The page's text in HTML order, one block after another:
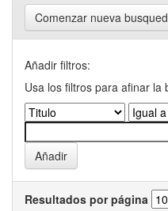
Comenzar nueva
Añadir filtros:
Usa los filtros para afinar la
Resultados por página